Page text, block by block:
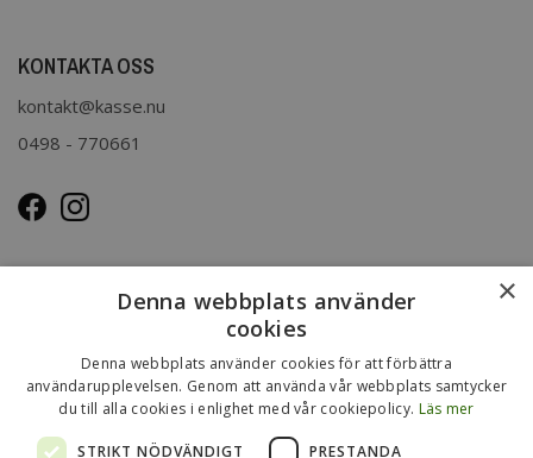
KONTAKTA OSS
kontakt@kasse.nu
0498 - 770661
Kasse.nu drivs och ägs av Immenco AB i Visby, Gotland.
Immenco AB har sedan 1979 bedrivit grossistförsäljning av
förpackningar, presentartiklar, vykort m.m. Mer om vårt
övriga sortiment finns
påwww.gotlandsgrossisten.seoch
×
Denna webbplats använder
cookies
Denna webbplats använder cookies för att förbättra
användarupplevelsen. Genom att använda vår webbplats samtycker
du till alla cookies i enlighet med vår cookiepolicy. Läs mer
STRIKT NÖDVÄNDIGT PRESTANDA